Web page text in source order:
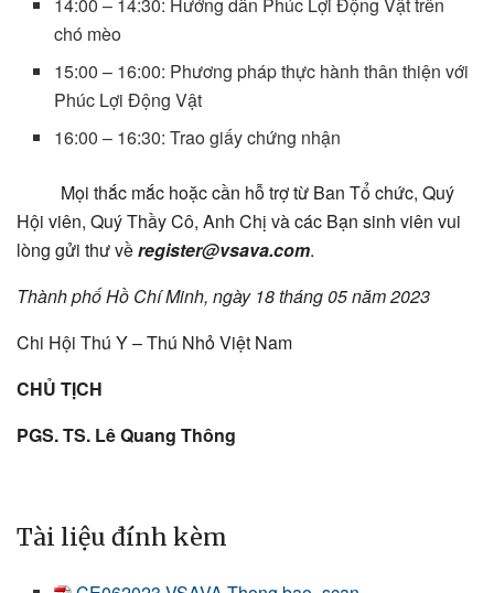
14:00 – 14:30: Hướng dẫn Phúc Lợi Động Vật trên
chó mèo
15:00 – 16:00: Phương pháp thực hành thân thiện với
Phúc Lợi Động Vật
16:00 – 16:30: Trao giấy chứng nhận
Mọi thắc mắc hoặc cần hỗ trợ từ Ban Tổ chức, Quý
Hội viên, Quý Thầy Cô, Anh Chị và các Bạn sinh viên vui
lòng gửi thư vềregister@vsava.com.
Thành phố Hồ Chí Minh, ngày 18 tháng 05 năm 2023
Chi Hội Thú Y – Thú Nhỏ Việt Nam
CHỦ TỊCH
PGS. TS. Lê Quang Thông
Tài liệu đính kèm